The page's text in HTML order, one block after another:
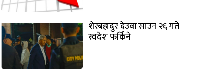
शेरबहादुर देउवा साउन २६ गते
स्वदेश फर्किने